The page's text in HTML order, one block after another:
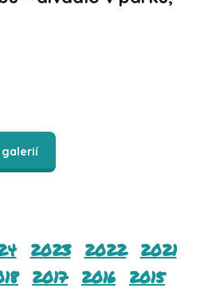
galerií
2023 2022
2021
2017 2016
2015